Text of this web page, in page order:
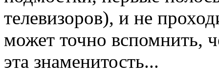
телевизоров), и не
может точно вспомнить,
эта знаменитость...